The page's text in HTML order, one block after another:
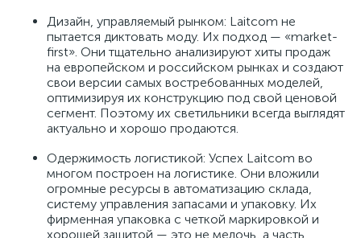
Дизайн, управляемый рынком: Laitcom не
пытается диктовать моду. Их подход — «market-
first». Они тщательно анализируют хиты продаж
на европейском и российском рынках и создают
свои версии самых востребованных моделей,
оптимизируя их конструкцию под свой ценовой
сегмент. Поэтому их светильники всегда выглядят
актуально и хорошо продаются.
Одержимость логистикой: Успех Laitcom во
многом построен на логистике. Они вложили
огромные ресурсы в автоматизацию склада,
систему управления запасами и упаковку. Их
фирменная упаковка с четкой маркировкой и
хорошей защитой — это не мелочь, а часть